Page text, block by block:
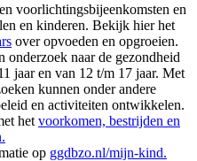
voorlichtingsbijeenkomsten en
en kinderen. Bekijk hier het
over opvoeden en opgroeien.
onderzoek naar de gezondheid
jaar en van 12 t/m 17 jaar. Met
kunnen onder andere
en activiteiten ontwikkelen.
het voorkomen, bestrijden en
op ggdbzo.nl/mijn-kind.